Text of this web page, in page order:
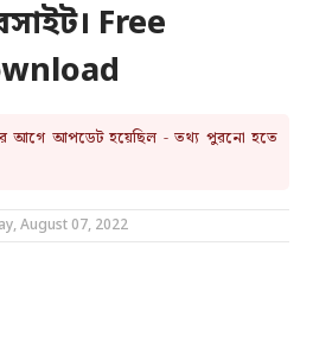
Free
আগে আপডেট হয়েছিল - তথ্য পুরনো হতে
August 07, 2022